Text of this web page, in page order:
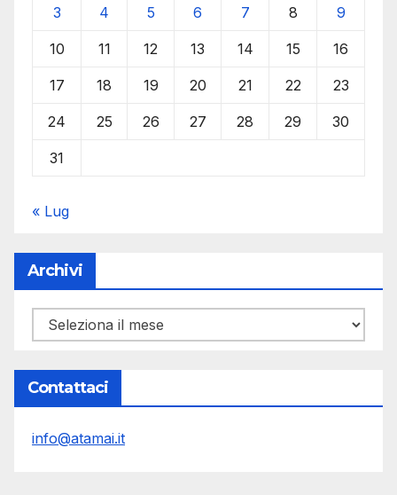
3 4 5 6 7 8 9
10 11 12 13 14 15 16
17 18 19 20 21 22 23
24 25 26 27 28 29 30
31
« Lug
Archivi
Archivi
Contattaci
info@atamai.it